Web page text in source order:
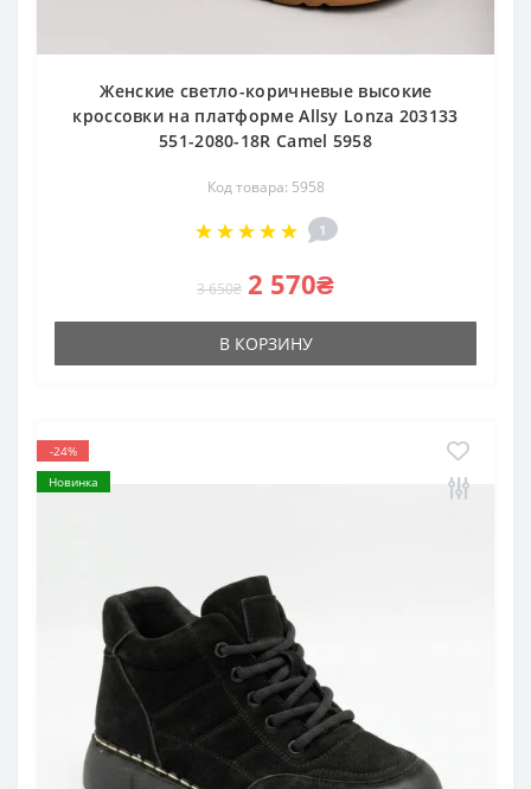
Женские светло-коричневые высокие
кроссовки на платформе Allsy Lonza 203133
551-2080-18R Camel 5958
Код товара: 5958
1
3 650₴ 2 570₴
В КОРЗИНУ
-24%
Новинка